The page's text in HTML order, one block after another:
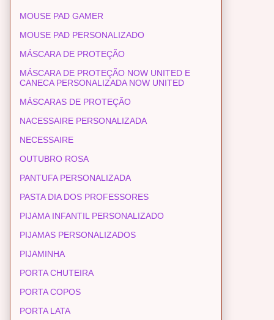
MOUSE PAD GAMER
MOUSE PAD PERSONALIZADO
MÁSCARA DE PROTEÇÃO
MÁSCARA DE PROTEÇÃO NOW UNITED E
CANECA PERSONALIZADA NOW UNITED
MÁSCARAS DE PROTEÇÃO
NACESSAIRE PERSONALIZADA
NECESSAIRE
OUTUBRO ROSA
PANTUFA PERSONALIZADA
PASTA DIA DOS PROFESSORES
PIJAMA INFANTIL PERSONALIZADO
PIJAMAS PERSONALIZADOS
PIJAMINHA
PORTA CHUTEIRA
PORTA COPOS
PORTA LATA